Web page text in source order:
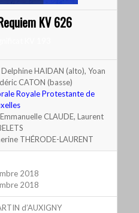
KV 626
HAIDAN (alto), Yoan
CATON (basse)
Royale Protestante de
CLAUDE, Laurent
THÉRODE-LAURENT
2018
2018
d’AUXIGNY